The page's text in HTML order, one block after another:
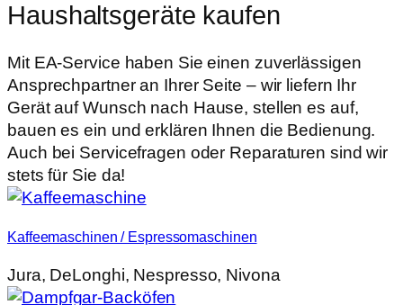
Haushaltsgeräte kaufen
Mit EA-Service haben Sie einen zuverlässigen
Ansprechpartner an Ihrer Seite – wir liefern Ihr
Gerät auf Wunsch nach Hause, stellen es auf,
bauen es ein und erklären Ihnen die Bedienung.
Auch bei Servicefragen oder Reparaturen sind wir
stets für Sie da!
Kaffeemaschinen / Espressomaschinen
Jura, DeLonghi, Nespresso, Nivona